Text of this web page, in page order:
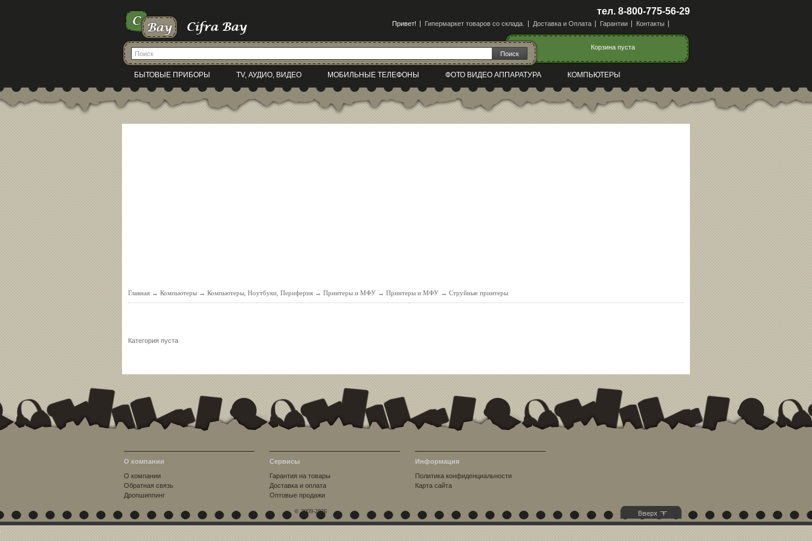
тел. 8-800-775-56-29
Привет! Гипермаркет товаров со склада. Доставка и Оплата Гарантии Контакты
Корзина пуста
БЫТОВЫЕ ПРИБОРЫ TV, АУДИО, ВИДЕО МОБИЛЬНЫЕ ТЕЛЕФОНЫ ФОТО ВИДЕО АППАРАТУРА КОМПЬЮТЕРЫ
Главная → Компьютеры → Компьютеры, Ноутбуки, Периферия → Принтеры и МФУ → Принтеры и МФУ → Струйные принтеры
Категория пуста
О компании
О компании
Обратная связь
Дропшиппинг
Сервисы
Гарантия на товары
Доставка и оплата
Оптовые продажи
Информация
Политика конфиденциальности
Карта сайта
© 2009-2026